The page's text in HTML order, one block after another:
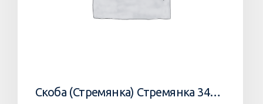
Скоба (Стремянка) Стремянка 34033502 Horsch